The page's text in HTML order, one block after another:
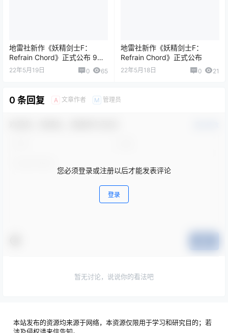
地雷社新作《妖精剑士F：
Refrain Chord》正式公布 9月
15日发售
22年5月19日 0 65
地雷社新作《妖精剑士F：
Refrain Chord》正式公布
22年5月18日 0 21
0 条回复 A 文章作者 M 管理员
您必须登录或注册以后才能发表评论
登录
暂无讨论，说说你的看法吧
本站发布的资源均来源于网络，本资源仅限用于学习和研究目的；若